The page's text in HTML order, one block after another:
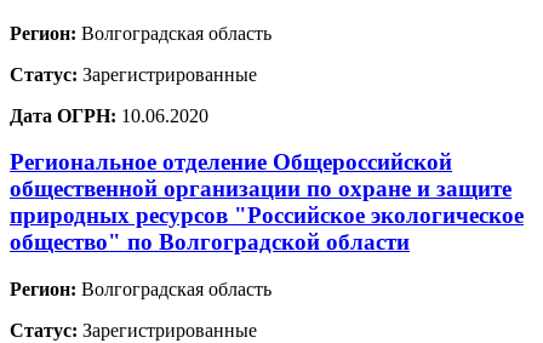
Регион: Волгоградская область
Статус: Зарегистрированные
Дата ОГРН: 10.06.2020
Региональное отделение Общероссийской
общественной организации по охране и защите
природных ресурсов "Российское экологическое
общество" по Волгоградской области
Регион: Волгоградская область
Статус: Зарегистрированные